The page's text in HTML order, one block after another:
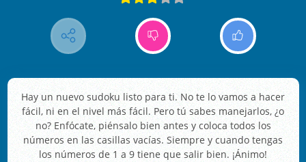
Hay un nuevo sudoku listo para ti. No te lo vamos a hacer
fácil, ni en el nivel más fácil. Pero tú sabes manejarlos, ¿o
no? Enfócate, piénsalo bien antes y coloca todos los
números en las casillas vacías. Siempre y cuando tengas
los números de 1 a 9 tiene que salir bien. ¡Ánimo!